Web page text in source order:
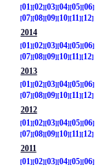
01
02 03 04 05 06
07 08 09 10 11
12
2014
01
02 03 04 05 06
07 08 09 10 11
12
2013
01
02 03 04 05 06
07 08 09 10 11
12
2012
01
02 03 04 05 06
07 08 09 10 11
12
2011
01
02 03 04 05 06